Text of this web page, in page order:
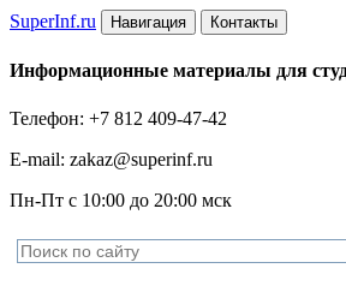
SuperInf.ru Навигация Контакты
Информационные материалы для
Телефон: +7 812 409-47-42
E-mail: zakaz@superinf.ru
Пн-Пт с 10:00 до 20:00 мск